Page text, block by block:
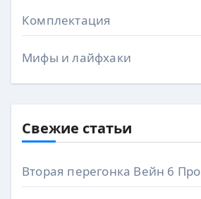
Комплектация
Мифы и лайфхаки
Свежие статьи
Вторая перегонка Вейн 6 Про